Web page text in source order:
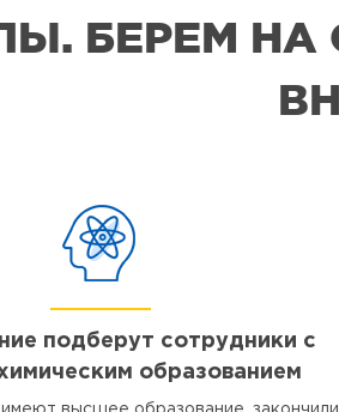
БЕРЕМ
подберут сотрудники с
образованием